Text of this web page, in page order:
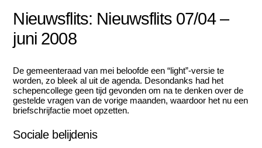
Nieuwsflits: Nieuwsflits 07/04 –
juni 2008
De gemeenteraad van mei beloofde een “light”-versie te
worden, zo bleek al uit de agenda. Desondanks had het
schepencollege geen tijd gevonden om na te denken over de
gestelde vragen van de vorige maanden, waardoor het nu een
briefschrijfactie moet opzetten.
Sociale belijdenis